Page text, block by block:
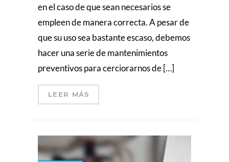
en el caso de que sean necesarios se
empleen de manera correcta. A pesar de
que su uso sea bastante escaso, debemos
hacer una serie de mantenimientos
preventivos para cerciorarnos de […]
LEER MÁS